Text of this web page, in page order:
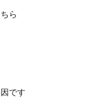
ら
です